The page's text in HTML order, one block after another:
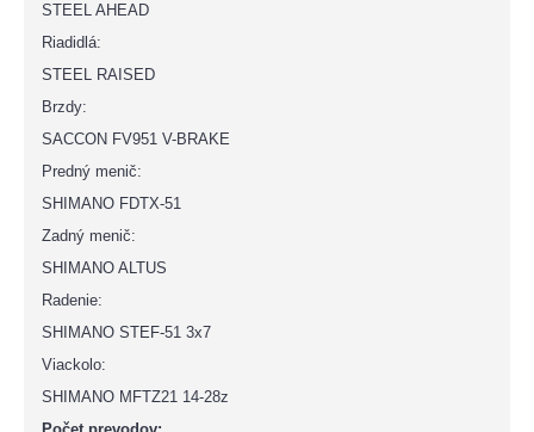
STEEL AHEAD
Riadidlá:
STEEL RAISED
Brzdy:
SACCON FV951 V-BRAKE
Predný menič:
SHIMANO FDTX-51
Zadný menič:
SHIMANO ALTUS
Radenie:
SHIMANO STEF-51 3x7
Viackolo:
SHIMANO MFTZ21 14-28z